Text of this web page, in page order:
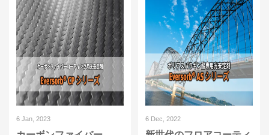
6 Jan, 2023 6 Dec, 2022